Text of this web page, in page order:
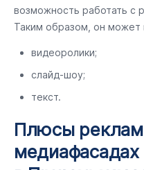
возможность работать с
Таким образом, он может
видеоролики;
слайд-шоу;
текст.
Плюсы
медиафасадах